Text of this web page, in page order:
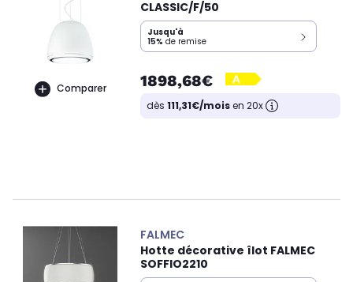
Comparer
CLASSIC/F/50
Jusqu'à
15% de remise
1898,68€
dès 111,31€/moisen 20x
FALMEC
Hotte décorative îlot FALMEC
SOFFIO2210